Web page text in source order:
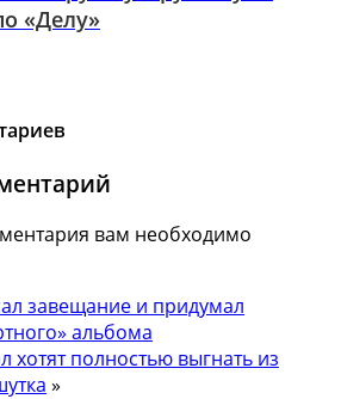
«Делу»
вам необходимо
завещание и придумал
альбома
хотят полностью выгнать из
»